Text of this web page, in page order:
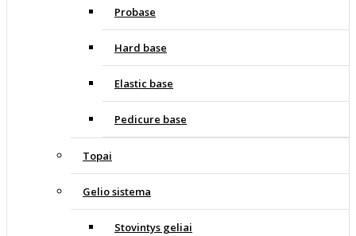
Probase
Hard base
Elastic base
Pedicure base
Topai
Gelio sistema
Stovintys geliai